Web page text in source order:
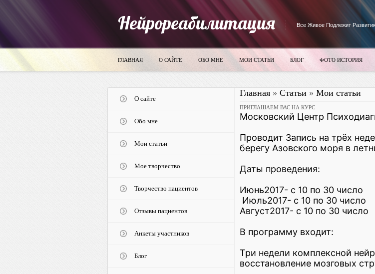
Нейрореабилитация Все Живое Подлежит
ГЛАВНАЯ О САЙТЕ ОБО МНЕ МОИ СТАТЬИ БЛОГ ФОТО ИСТОРИЯ
О сайте
Обо мне
Мои статьи
Мое творчество
Творчество пациентов
Отзывы пациентов
Анкеты участников
Блог
Главная» Статьи » Мои статьи
ПРИГЛАШАЕМ ВАС НА КУРС
Московский Центр
Проводит Запись на трёх
берегу Азовского моря в
Даты проведения:
Июнь2017- с 10 по 30 число
Июль2017- с 10 по 30 число
Август2017- с 10 по 30 число
В программу входит:
Три недели комплексной
восстановление мозговых